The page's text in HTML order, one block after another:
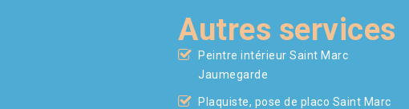
Autres services
Peintre intérieur Saint Marc
Jaumegarde
Plaquiste, pose de placo Saint Marc